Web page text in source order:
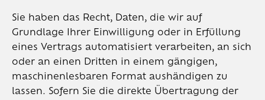
Sie haben das Recht, Daten, die wir auf
Grundlage Ihrer Einwilligung oder in Erfüllung
eines Vertrags automatisiert verarbeiten, an sich
oder an einen Dritten in einem gängigen,
maschinenlesbaren Format aushändigen zu
lassen. Sofern Sie die direkte Übertragung der